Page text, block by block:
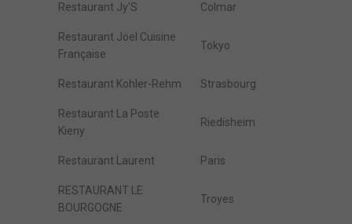
Restaurant Jy'S Colmar
Restaurant Jöel Cuisine
Française
Tokyo
Restaurant Kohler-Rehm Strasbourg
Restaurant La Poste
Kieny
Riedisheim
Restaurant Laurent Paris
RESTAURANT LE
BOURGOGNE
Troyes